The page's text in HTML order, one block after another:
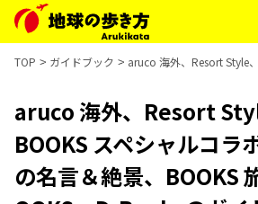
TOP ガイドブック aruco 海外、Resort Style
aruco 海外、Resort
BOOKS スペシャルコラ
の名言＆絶景、BOOKS